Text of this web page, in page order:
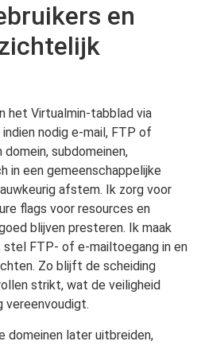
en
het Virtualmin-tabblad via
nodig e-mail, FTP of
domein, subdomeinen,
in een gemeenschappelijke
afstem. Ik zorg voor
flags voor resources en
blijven presteren. Ik maak
stel FTP- of e-mailtoegang in en
Zo blijft de scheiding
strikt, wat de veiligheid
vereenvoudigt.
domeinen later uitbreiden,